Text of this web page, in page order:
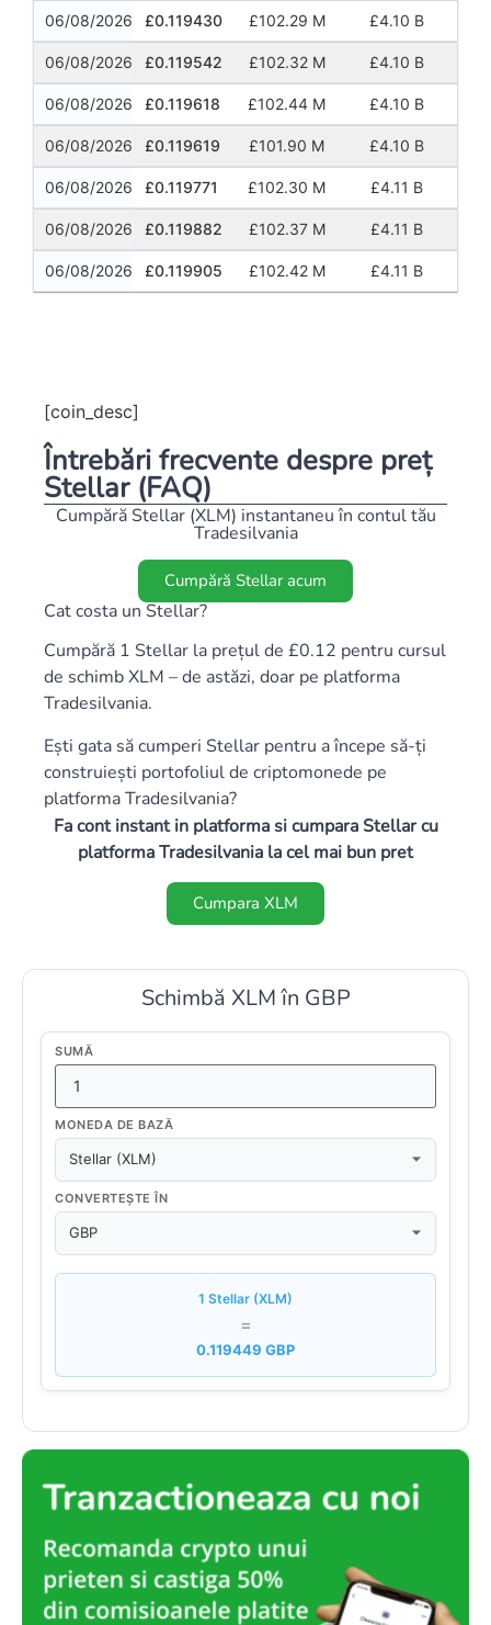
06/08/2026 £0.119430 £102.29 M £4.10 B
06/08/2026 £0.119542 £102.32 M £4.10 B
06/08/2026 £0.119618 £102.44 M £4.10 B
06/08/2026 £0.119619 £101.90 M £4.10 B
06/08/2026 £0.119771 £102.30 M £4.11 B
06/08/2026 £0.119882 £102.37 M £4.11 B
06/08/2026 £0.119905 £102.42 M £4.11 B
[coin_desc]
Întrebări frecvente despre preț
Stellar (FAQ)
Cumpără Stellar (XLM) instantaneu în contul tău
Tradesilvania
Cumpără Stellar acum
Cat costa un Stellar?
Cumpără 1 Stellar la prețul de £0.12 pentru cursul
de schimb XLM – de astăzi, doar pe platforma
Tradesilvania.
Ești gata să cumperi Stellar pentru a începe să-ți
construiești portofoliul de criptomonede pe
platforma Tradesilvania?
Fa cont instant in platforma si cumpara Stellar cu
platforma Tradesilvania la cel mai bun pret
Cumpara XLM
Schimbă XLM în GBP
SUMĂ
MONEDA DE BAZĂ
CONVERTEȘTE ÎN
1 Stellar (XLM)
=
0.119449 GBP